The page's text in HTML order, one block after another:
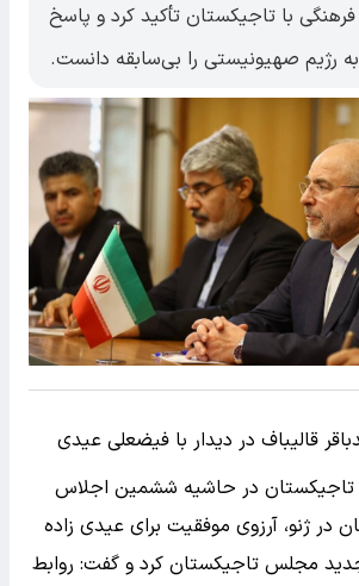
با تاجیکستان تأکید کرد و پاسخ
رژیم صهیونیستی را بی‌سابقه دانست.
قالیباف در دیدار با فیضعلی عیدی
در حاشیه ششمین اجلاس
ژنو، آرزوی موفقیت برای عیدی زاده
مجلس تاجیکستان کرد و گفت: روابط